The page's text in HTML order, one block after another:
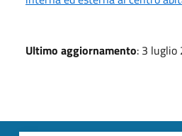
Ultimo aggiornamento: 3 luglio